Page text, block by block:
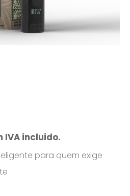
IVA incluido.
para quem exige